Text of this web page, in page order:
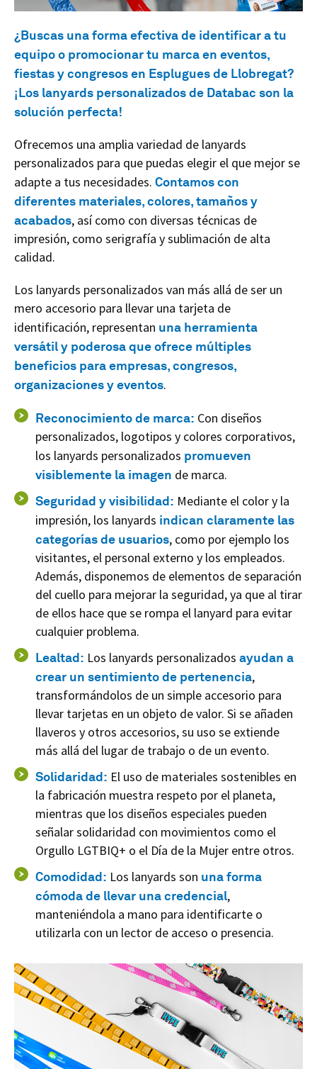
¿Buscas una forma efectiva de identificar a tu
equipo o promocionar tu marca en eventos,
fiestas y congresos en Esplugues de Llobregat?
¡Los lanyards personalizados de Databac son la
solución perfecta!
Ofrecemos una amplia variedad de lanyards
personalizados para que puedas elegir el que mejor se
adapte a tus necesidades. Contamos con
diferentes materiales, colores, tamaños y
acabados, así como con diversas técnicas de
impresión, como serigrafía y sublimación de alta
calidad.
Los lanyards personalizados van más allá de ser un
mero accesorio para llevar una tarjeta de
identificación, representan una herramienta
versátil y poderosa que ofrece múltiples
beneficios para empresas, congresos,
organizaciones y eventos.
Reconocimientode marca: Con diseños
personalizados, logotipos y colores corporativos,
los lanyards personalizados promueven
visiblemente la imagen de marca.
Seguridad y visibilidad: Mediante el color y la
impresión, los lanyards indican claramente las
categorías de usuarios, como por ejemplo los
visitantes, el personal externo y los empleados.
Además, disponemos de elementos de separación
del cuello para mejorar la seguridad, ya que al tirar
de ellos hace que se rompa el lanyard para evitar
cualquier problema.
Lealtad: Los lanyards personalizados ayudan a
crear un sentimiento de pertenencia,
transformándolos de un simple accesorio para
llevar tarjetas en un objeto de valor. Si se añaden
llaveros y otros accesorios, su uso se extiende
más allá del lugar de trabajo o de un evento.
Solidaridad: El uso de materiales sostenibles en
la fabricación muestra respeto por el planeta,
mientras que los diseños especiales pueden
señalar solidaridad con movimientos como el
Orgullo LGTBIQ+ o el Día de la Mujer entre otros.
Comodidad: Los lanyards son una forma
cómoda de llevar una credencial,
manteniéndola a mano para identificarte o
utilizarla con un lector de acceso o presencia.